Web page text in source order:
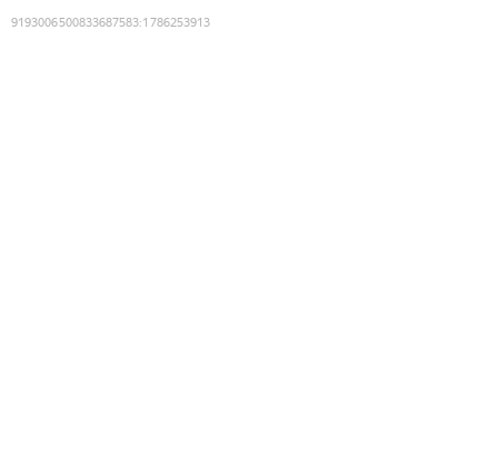
9193006500833687583:1786253913